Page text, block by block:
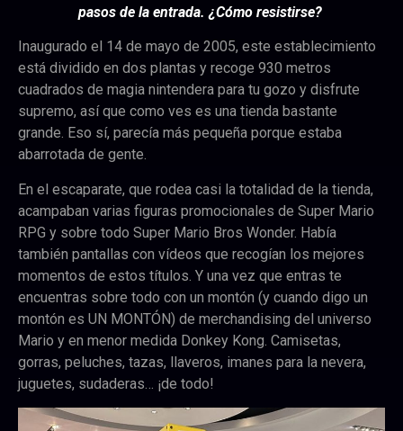
pasos de la entrada. ¿Cómo resistirse?
Inaugurado el 14 de mayo de 2005, este establecimiento
está dividido en dos plantas y recoge 930 metros
cuadrados de magia nintendera para tu gozo y disfrute
supremo, así que como ves es una tienda bastante
grande. Eso sí, parecía más pequeña porque estaba
abarrotada de gente.
En el escaparate, que rodea casi la totalidad de la tienda,
acampaban varias figuras promocionales de Super Mario
RPG y sobre todo Super Mario Bros Wonder. Había
también pantallas con vídeos que recogían los mejores
momentos de estos títulos. Y una vez que entras te
encuentras sobre todo con un montón (y cuando digo un
montón es UN MONTÓN) de merchandising del universo
Mario y en menor medida Donkey Kong. Camisetas,
gorras, peluches, tazas, llaveros, imanes para la nevera,
juguetes, sudaderas… ¡de todo!